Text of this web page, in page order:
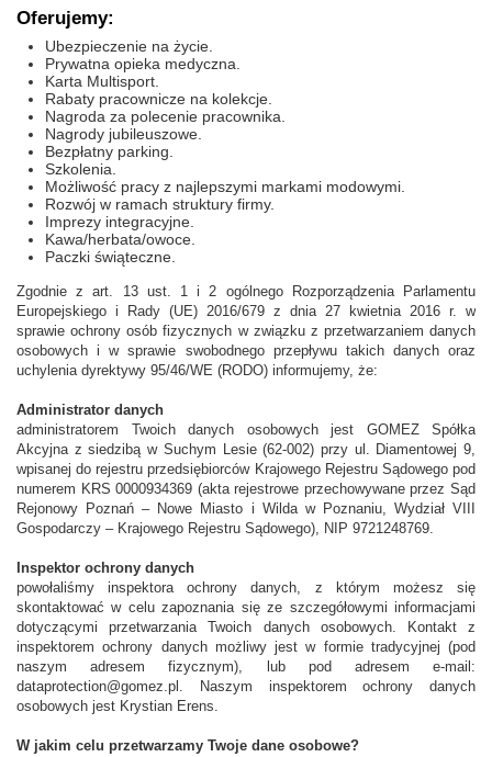
Oferujemy:
Ubezpieczenie na życie.
Prywatna opieka medyczna.
Karta Multisport.
Rabaty pracownicze na kolekcje.
Nagroda za polecenie pracownika.
Nagrody jubileuszowe.
Bezpłatny parking.
Szkolenia.
Możliwość pracy z najlepszymi markami modowymi.
Rozwój w ramach struktury firmy.
Imprezy integracyjne.
Kawa/herbata/owoce.
Paczki świąteczne.
Zgodnie z art. 13 ust. 1 i 2 ogólnego Rozporządzenia Parlamentu
Europejskiego i Rady (UE) 2016/679 z dnia 27 kwietnia 2016 r. w
sprawie ochrony osób fizycznych w związku z przetwarzaniem danych
osobowych i w sprawie swobodnego przepływu takich danych oraz
uchylenia dyrektywy 95/46/WE (RODO) informujemy, że:
Administrator danych
administratorem Twoich danych osobowych jest GOMEZ Spółka
Akcyjna z siedzibą w Suchym Lesie (62-002) przy ul. Diamentowej 9,
wpisanej do rejestru przedsiębiorców Krajowego Rejestru Sądowego pod
numerem KRS 0000934369 (akta rejestrowe przechowywane przez Sąd
Rejonowy Poznań – Nowe Miasto i Wilda w Poznaniu, Wydział VIII
Gospodarczy – Krajowego Rejestru Sądowego), NIP 9721248769.
Inspektor ochrony danych
powołaliśmy inspektora ochrony danych, z którym możesz się
skontaktować w celu zapoznania się ze szczegółowymi informacjami
dotyczącymi przetwarzania Twoich danych osobowych. Kontakt z
inspektorem ochrony danych możliwy jest w formie tradycyjnej (pod
naszym adresem fizycznym), lub pod adresem e-mail:
dataprotection@gomez.pl. Naszym inspektorem ochrony danych
osobowych jest Krystian Erens.
W jakim celu przetwarzamy Twoje dane osobowe?